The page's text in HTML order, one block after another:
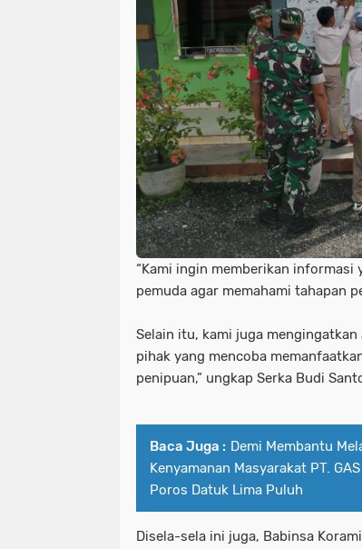
“Kami ingin memberikan informasi
pemuda agar memahami tahapan
Selain itu, kami juga
pihak yang mencoba
penipuan,” ungkap Serka Budi
Baca Juga : Demi Membantu
Kenyamanan Masyarakat PT.
Poros Datuk Lima Puluh
Disela-sela ini juga, Babinsa